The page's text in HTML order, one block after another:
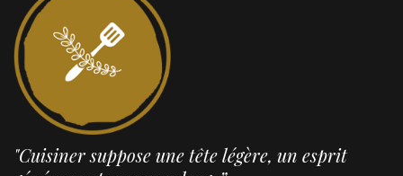
"Cuisiner suppose une tête légère, un esprit